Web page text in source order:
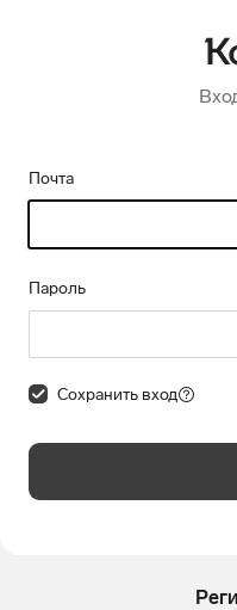
Почта
Пароль
Сохранить вход